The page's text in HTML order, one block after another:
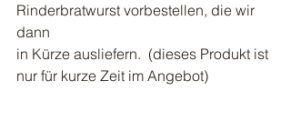
Rinderbratwurst vorbestellen, die wir
dann
in Kürze ausliefern.  (dieses Produkt ist
nur für kurze Zeit im Angebot)